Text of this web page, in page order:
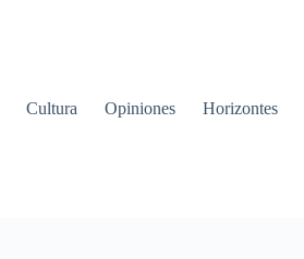
Cultura Opiniones Horizontes